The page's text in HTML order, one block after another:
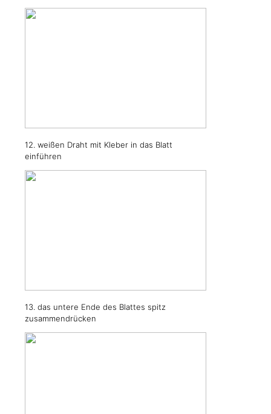
12. weißen Draht mit Kleber in das Blatt
einführen
13. das untere Ende des Blattes spitz
zusammendrücken